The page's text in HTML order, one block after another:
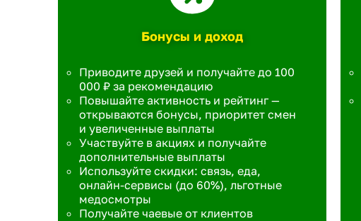
Бонусы и доход
Приводите друзей и получайте до 100
000 ₽ за рекомендацию
Повышайте активность и рейтинг —
открываются бонусы, приоритет смен
и увеличенные выплаты
Участвуйте в акциях и получайте
дополнительные выплаты
Используйте скидки: связь, еда,
онлайн-сервисы (до 60%), льготные
медосмотры
Получайте чаевые от клиентов